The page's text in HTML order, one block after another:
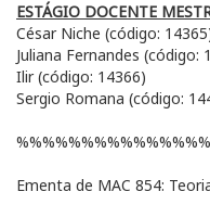
ESTÁGIO DOCENTE
César Niche (código:
Juliana Fernandes (código:
Ilir (código: 14366)
Sergio Romana (código:
Ementa de MAC 854: